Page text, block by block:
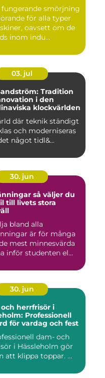
fungerande smörjning
för alla typer
oavsett om de
inom indu...
03. jul
Tradition
i den
klockvärlden
där teknik ständigt
och moderniseras
något tidl&...
30. jun
så väljer du
till livets stora
bland alla
är för många
mest minnesvärda
inför studenten el...
30. jun
herrfrisör i
Professionell
för vardag och fest
dam- och
i Hässleholm gör
att klippa toppar. ...